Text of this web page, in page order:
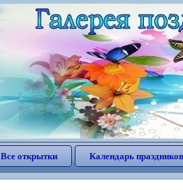
Все открытки Календарь праздников